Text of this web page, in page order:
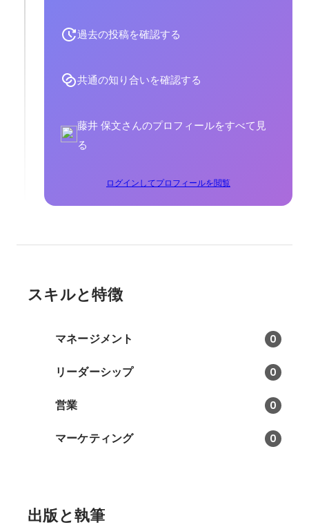
過去の投稿を確認する
共通の知り合いを確認する
藤井 保文さんのプロフィールをすべて見
る
ログインしてプロフィールを閲覧
スキルと特徴
マネージメント 0
リーダーシップ 0
営業 0
マーケティング 0
出版と執筆